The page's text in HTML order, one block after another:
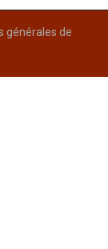
générales de